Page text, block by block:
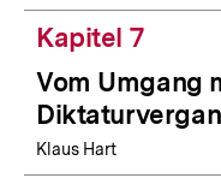
Kapitel 7
Vom Umgang
Klaus Hart